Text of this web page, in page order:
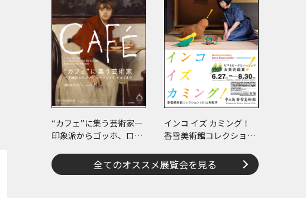
“カフェ”に集う芸術家―
印象派からゴッホ、ロー
インコ イズ カミング！
香雪美術館コレクション
ピータといっしょに古美
術鑑賞～
全てのオススメ展覧会を見る